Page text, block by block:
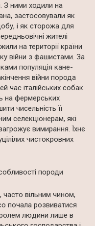
З ними ходили на
застосовували як
і як сторожа для
жителі
на території країни
війни з фашистами. За
популяція кане-
війни порода
час італійських собак
на фермерських
чисельність її
селекціонерам, які
вимирання. Їхнє
чистокровних
вільним чином,
почала розвиватися
людини лише в